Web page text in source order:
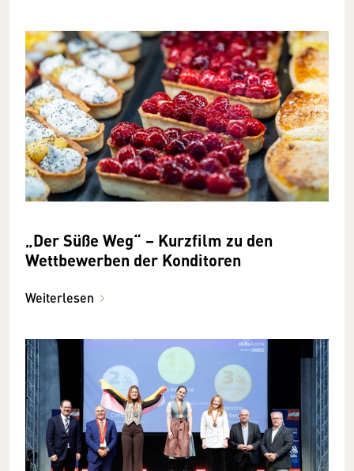
„Der Süße Weg“ – Kurzfilm zu den
Wettbewerben der Konditoren
Weiterlesen